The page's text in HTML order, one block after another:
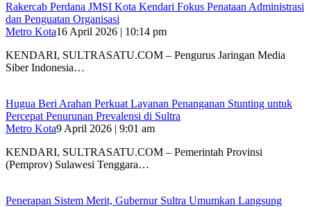
Rakercab Perdana JMSI Kota Kendari Fokus Penataan Administrasi
dan Penguatan Organisasi
Metro Kota16 April 2026 | 10:14 pm
KENDARI, SULTRASATU.COM – Pengurus Jaringan Media
Siber Indonesia…
Hugua Beri Arahan Perkuat Layanan Penanganan Stunting untuk
Percepat Penurunan Prevalensi di Sultra
Metro Kota9 April 2026 | 9:01 am
KENDARI, SULTRASATU.COM – Pemerintah Provinsi
(Pemprov) Sulawesi Tenggara…
Penerapan Sistem Merit, Gubernur Sultra Umumkan Langsung